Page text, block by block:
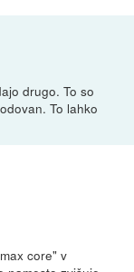
drugo. To so
To lahko
core" v